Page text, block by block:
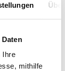
Ihre
mithilfe